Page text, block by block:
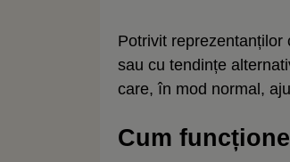
Potrivit
sau cu tendințe
care, în mod normal,
Cum